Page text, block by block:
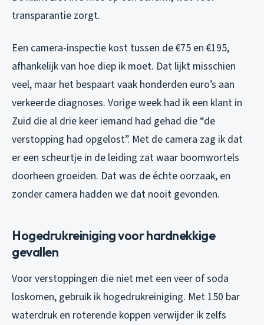
transparantie zorgt.
Een camera-inspectie kost tussen de €75 en €195,
afhankelijk van hoe diep ik moet. Dat lijkt misschien
veel, maar het bespaart vaak honderden euro’s aan
verkeerde diagnoses. Vorige week had ik een klant in
Zuid die al drie keer iemand had gehad die “de
verstopping had opgelost”. Met de camera zag ik dat
er een scheurtje in de leiding zat waar boomwortels
doorheen groeiden. Dat was de échte oorzaak, en
zonder camera hadden we dat nooit gevonden.
Hogedrukreiniging voor hardnekkige
gevallen
Voor verstoppingen die niet met een veer of soda
loskomen, gebruik ik hogedrukreiniging. Met 150 bar
waterdruk en roterende koppen verwijder ik zelfs